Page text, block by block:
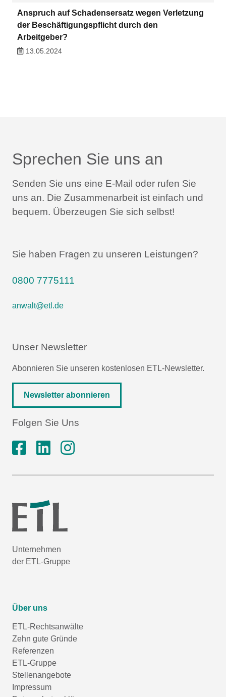
Anspruch auf Schadensersatz wegen Verletzung
der Beschäftigungspflicht durch den
Arbeitgeber?
13.05.2024
Sprechen Sie uns an
Senden Sie uns eine E-Mail oder rufen Sie
uns an. Die Zusammenarbeit ist einfach und
bequem. Überzeugen Sie sich selbst!
Sie haben Fragen zu unseren Leistungen?
0800 7775111
anwalt@etl.de
Unser Newsletter
Abonnieren Sie unseren kostenlosen ETL-Newsletter.
Newsletter abonnieren
Folgen Sie Uns
Unternehmen
der ETL-Gruppe
Über uns
ETL-Rechtsanwälte
Zehn gute Gründe
Referenzen
ETL-Gruppe
Stellenangebote
Impressum